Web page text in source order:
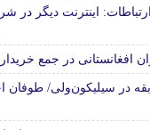
اینترنت دیگر در
افغانستانی در جمع
در سیلیکون‌ولی/ طوفان